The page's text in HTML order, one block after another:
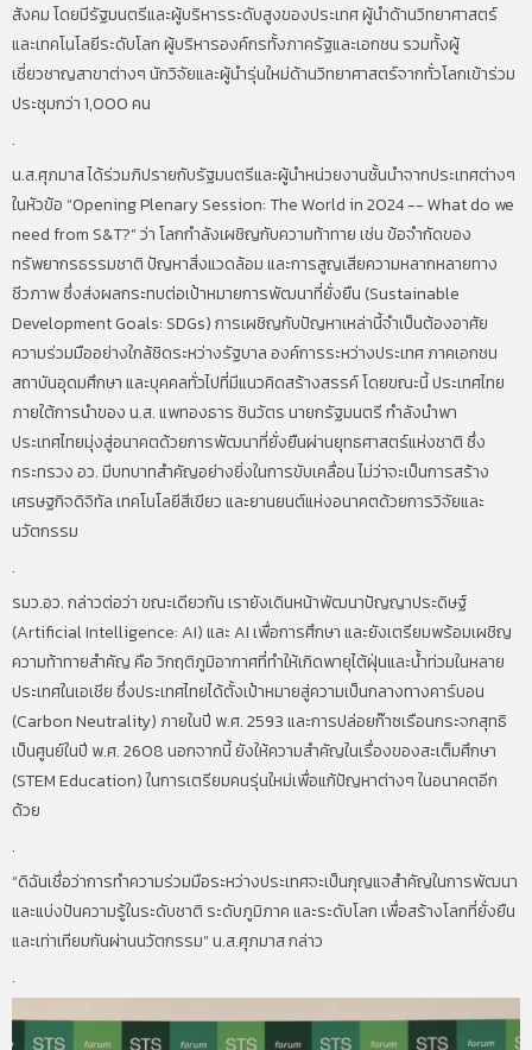
สังคม โดยมีรัฐมนตรีและผู้บริหารระดับสูงของประเทศ ผู้นำด้านวิทยาศาสตร์
และเทคโนโลยีระดับโลก ผู้บริหารองค์กรทั้งภาครัฐและเอกชน รวมทั้งผู้
เชี่ยวชาญสาขาต่างๆ นักวิจัยและผู้นำรุ่นใหม่ด้านวิทยาศาสตร์จากทั่วโลกเข้าร่วม
ประชุมกว่า 1,000 คน
.
น.ส.ศุภมาส ได้ร่วมภิปรายกับรัฐมนตรีและผู้นำหน่วยงานชั้นนำจากประเทศต่างๆ
ในหัวข้อ “Opening Plenary Session: The World in 2024 -- What do we
need from S&T?” ว่า โลกกำลังเผชิญกับความท้าทาย เช่น ข้อจำกัดของ
ทรัพยากรธรรมชาติ ปัญหาสิ่งแวดล้อม และการสูญเสียความหลากหลายทาง
ชีวภาพ ซึ่งส่งผลกระทบต่อเป้าหมายการพัฒนาที่ยั่งยืน (Sustainable
Development Goals: SDGs) การเผชิญกับปัญหาเหล่านี้จำเป็นต้องอาศัย
ความร่วมมืออย่างใกล้ชิดระหว่างรัฐบาล องค์การระหว่างประเทศ ภาคเอกชน
สถาบันอุดมศึกษา และบุคคลทั่วไปที่มีแนวคิดสร้างสรรค์ โดยขณะนี้ ประเทศไทย
ภายใต้การนำของ น.ส. แพทองธาร ชินวัตร นายกรัฐมนตรี กำลังนำพา
ประเทศไทยมุ่งสู่อนาคตด้วยการพัฒนาที่ยั่งยืนผ่านยุทธศาสตร์แห่งชาติ ซึ่ง
กระทรวง อว. มีบทบาทสำคัญอย่างยิ่งในการขับเคลื่อน ไม่ว่าจะเป็นการสร้าง
เศรษฐกิจดิจิทัล เทคโนโลยีสีเขียว และยานยนต์แห่งอนาคตด้วยการวิจัยและ
นวัตกรรม
.
รมว.อว. กล่าวต่อว่า ขณะเดียวกัน เรายังเดินหน้าพัฒนาปัญญาประดิษฐ์
(Artificial Intelligence: AI) และ AI เพื่อการศึกษา และยังเตรียมพร้อมเผชิญ
ความท้าทายสำคัญ คือ วิกฤติภูมิอากาศที่ทำให้เกิดพายุไต้ฝุ่นและน้ำท่วมในหลาย
ประเทศในเอเชีย ซึ่งประเทศไทยได้ตั้งเป้าหมายสู่ความเป็นกลางทางคาร์บอน
(Carbon Neutrality) ภายในปี พ.ศ. 2593 และการปล่อยก๊าซเรือนกระจกสุทธิ
เป็นศูนย์ในปี พ.ศ. 2608 นอกจากนี้ ยังให้ความสำคัญในเรื่องของสะเต็มศึกษา
(STEM Education) ในการเตรียมคนรุ่นใหม่เพื่อแก้ปัญหาต่างๆ ในอนาคตอีก
ด้วย
.
“ดิฉันเชื่อว่าการทำความร่วมมือระหว่างประเทศจะเป็นกุญแจสำคัญในการพัฒนา
และแบ่งปันความรู้ในระดับชาติ ระดับภูมิภาค และระดับโลก เพื่อสร้างโลกที่ยั่งยืน
และเท่าเทียมกันผ่านนวัตกรรม” น.ส.ศุภมาส กล่าว
.